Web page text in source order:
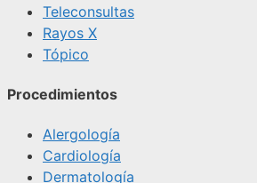
Teleconsultas
Rayos X
Tópico
Procedimientos
Alergología
Cardiología
Dermatología